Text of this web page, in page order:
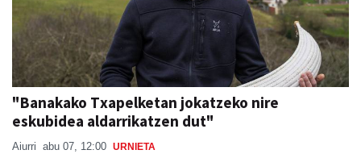
"Banakako Txapelketan jokatzeko nire
eskubidea aldarrikatzen dut"
Aiurri abu 07, 12:00 URNIETA